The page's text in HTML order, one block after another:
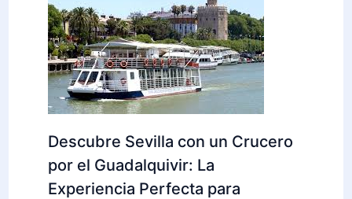
Descubre Sevilla con un Crucero
por el Guadalquivir: La
Experiencia Perfecta para